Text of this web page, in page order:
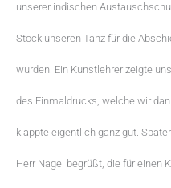
unserer indischen
Stock unseren Tanz für die
wurden. Ein Kunstlehrer zeigte
des Einmaldrucks, welche wir
klappte eigentlich ganz gut.
Herr Nagel begrüßt, die für einen